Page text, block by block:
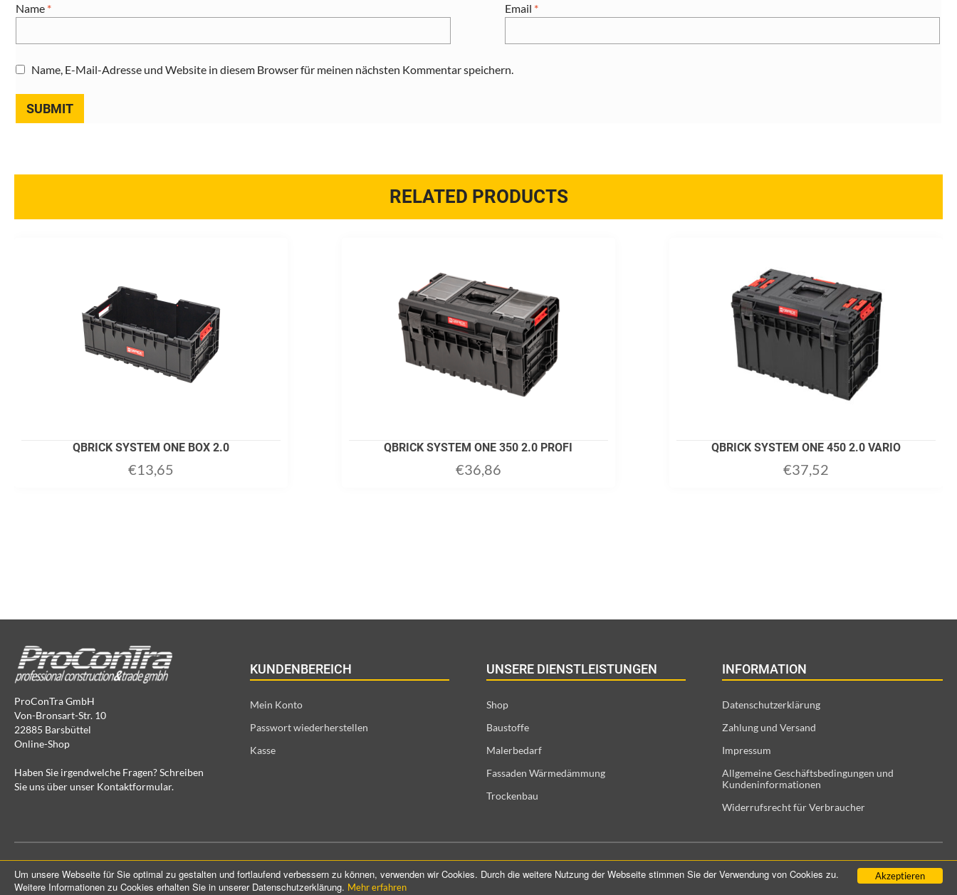
Name * Email *
Name, E-Mail-Adresse und Website in diesem Browser für meinen nächsten Kommentar speichern.
RELATED PRODUCTS
QBRICK SYSTEM ONE BOX 2.0
€13,65
QBRICK SYSTEM ONE 350 2.0 PROFI
€36,86
ADD TO CART
QBRICK SYSTEM ONE 450 2.0 VARIO
€37,52
ADD TO CART
ProConTra GmbH
Von-Bronsart-Str. 10
22885 Barsbüttel
Online-Shop
Haben Sie irgendwelche Fragen? Schreiben
Sie uns über unser Kontaktformular.
KUNDENBEREICH
Mein Konto
Passwort wiederherstellen
Kasse
UNSERE DIENSTLEISTUNGEN
Shop
Baustoffe
Malerbedarf
Fassaden Wärmedämmung
Trockenbau
INFORMATION
Datenschutzerklärung
Zahlung und Versand
Impressum
Allgemeine Geschäftsbedingungen und
Kundeninformationen
Widerrufsrecht für Verbraucher
©️ 2021 ProConTra GmbH. All Rights Reserved
Um unsere Webseite für Sie optimal zu gestalten und fortlaufend verbessern zu können, verwenden wir Cookies. Durch die weitere Nutzung der Webseite stimmen Sie der Verwendung von Cookies zu.
Weitere Informationen zu Cookies erhalten Sie in unserer Datenschutzerklärung. Mehr erfahren
Akzeptieren